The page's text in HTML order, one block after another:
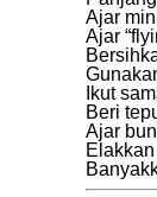
Ajar
Ajar
Ikut
Beri
Ajar